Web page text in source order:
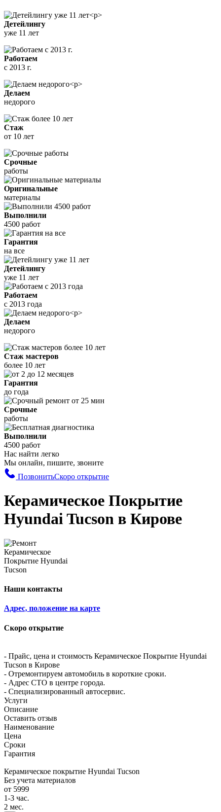
Детейлингу
уже 11 лет
Работаем
с 2013 г.
Делаем
недорого
Стаж
от 10 лет
Срочные
работы
Оригинальные
материалы
Выполнили
4500 работ
Гарантия
на все
Детейлингу
уже 11 лет
Работаем
с 2013 года
Делаем
недорого
Стаж мастеров
более 10 лет
Гарантия
до года
Срочные
работы
Выполнили
4500 работ
Нас найти легко
Мы онлайн, пишите, звоните
ПозвонитьСкоро открытие
Керамическое Покрытие
Hyundai Tucson в Кирове
Наши контакты
Адрес, положение на карте
Скоро открытие
- Прайс, цена и стоимость Керамическое Покрытие Hyundai
Tucson в Кирове
- Отремонтируем автомобиль в короткие сроки.
- Адрес СТО в центре города.
- Специализированный автосервис.
Услуги
Описание
Оставить отзыв
Наименование
Цена
Сроки
Гарантия
Керамическое покрытие Hyundai Tucson
Без учета материалов
от 5999
1-3 час.
2 мес.